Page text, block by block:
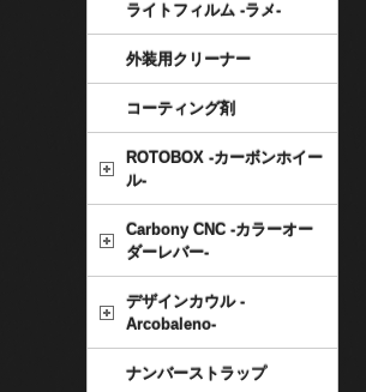
ライトフィルム -ラメ-
外装用クリーナー
コーティング剤
ROTOBOX -カーボンホイー
ル-
Carbony CNC -カラーオー
ダーレバー-
デザインカウル -
Arcobaleno-
ナンバーストラップ